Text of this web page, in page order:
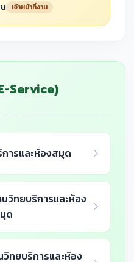
เจ้าหน้าที่งาน
Service)
ารและห้องสมุด
วิทยบริการและห้อง
ด
ทยบริการและห้อง